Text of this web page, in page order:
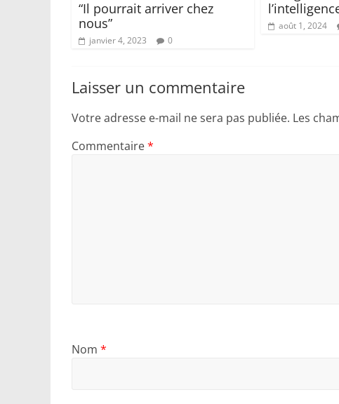
“Il pourrait arriver chez
nous”
janvier 4, 2023 0
août 1, 2024
Laisser un commentaire
Votre adresse e-mail ne sera pas publiée. Les
Commentaire*
Nom *